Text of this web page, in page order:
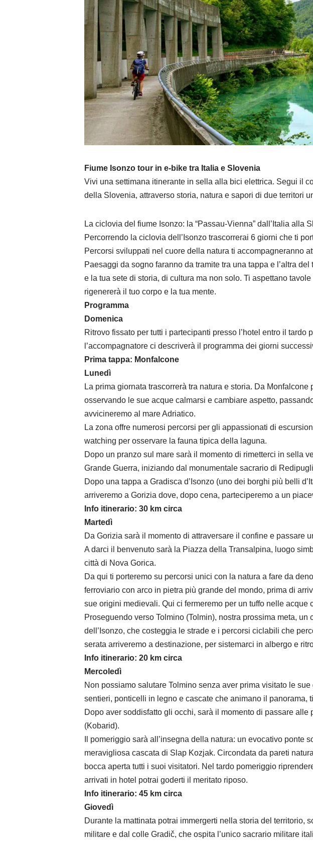
Fiume Isonzo tour in e-bike tra Italia e Slovenia
Vivi una settimana itinerante in sella alla bici elettrica. Segui il
della Slovenia, attraverso storia, natura e sapori di due territori
La ciclovia del fiume Isonzo: la “Passau-Vienna” dall’Italia alla
Percorrendo la ciclovia dell’Isonzo trascorrerai 6 giorni che ti
Percorsi sviluppati nel cuore della natura ti accompagneranno
Paesaggi da sogno faranno da tramite tra una tappa e l’altra
e la tua sete di storia, di cultura ma non solo. Ti aspettano
rigenererà il tuo corpo e la tua mente.
Programma
Domenica
Ritrovo fissato per tutti i partecipanti presso l’hotel entro il
l’accompagnatore ci descriverà il programma dei giorni
Prima tappa: Monfalcone
Lunedì
La prima giornata trascorrerà tra natura e storia. Da
osservando le sue acque calmarsi e cambiare aspetto,
avvicineremo al mare Adriatico.
La zona offre numerosi percorsi per gli appassionati di
watching per osservare la fauna tipica della laguna.
Dopo un pranzo sul mare sarà il momento di rimetterci in sella
Grande Guerra, iniziando dal monumentale sacrario di
Dopo una tappa a Gradisca d’Isonzo (uno dei borghi più belli
arriveremo a Gorizia dove, dopo cena, parteciperemo a un
Info itinerario: 30 km circa
Martedì
Da Gorizia sarà il momento di attraversare il confine e passare
A darci il benvenuto sarà la Piazza della Transalpina, luogo
città di Nova Gorica.
Da qui ti porteremo su percorsi unici con la natura a fare da
ferroviario con arco in pietra più grande del mondo, prima di
sue origini medievali. Qui ci fermeremo per un tuffo nelle acque
Proseguendo verso Tolmino (Tolmin), nostra prossima meta,
dell’Isonzo, che costeggia le strade e i percorsi ciclabili che
serata arriveremo a destinazione, per sistemarci in albergo e
Info itinerario: 20 km circa
Mercoledì
Non possiamo salutare Tolmino senza aver prima visitato le
sentieri, ponticelli in legno e cascate che animano il
Dopo aver soddisfatto gli occhi, sarà il momento di passare
(Kobarid).
Il pomeriggio sarà all’insegna della natura: un evocativo
meravigliosa cascata di Slap Kozjak. Circondata da pareti
bocca aperta tutti i suoi visitatori. Nel tardo pomeriggio
arrivati in hotel potrai goderti il meritato riposo.
Info itinerario: 45 km circa
Giovedì
Durante la mattinata potrai immergerti nella storia del territorio,
militare e dal colle Gradič, che ospita l’unico sacrario militare